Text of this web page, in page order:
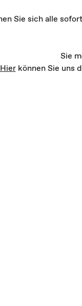
Sie sich alle
Sie
Hier können Sie uns